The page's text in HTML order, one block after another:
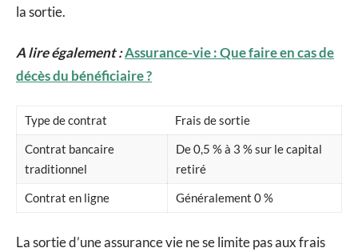
la sortie.
A lire également :Assurance-vie : Que faire en cas de
décès du bénéficiaire ?
Type de contrat
Frais de sortie
Contrat bancaire
traditionnel
De 0,5 % à 3 % sur le capital
retiré
Contrat en ligne
Généralement 0 %
La sortie d’une assurance vie ne se limite pas aux frais